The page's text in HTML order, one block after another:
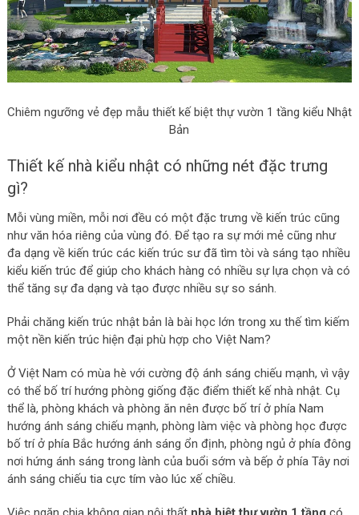
Chiêm ngưỡng vẻ đẹp mẫu thiết kế biệt thự vườn 1 tầng kiểu Nhật
Bản
Thiết kế nhà kiểu nhật có những nét đặc trưng
gì?
Mỗi vùng miền, mỗi nơi đều có một đặc trưng về kiến trúc cũng
như văn hóa riêng của vùng đó. Để tạo ra sự mới mẻ cũng như
đa dạng về kiến trúc các kiến trúc sư đã tìm tòi và sáng tạo nhiều
kiểu kiến trúc để giúp cho khách hàng có nhiều sự lựa chọn và có
thể tăng sự đa dạng và tạo được nhiều sự so sánh.
Phải chăng kiến trúc nhật bản là bài học lớn trong xu thế tìm kiếm
một nền kiến trúc hiện đại phù hợp cho Việt Nam?
Ở Việt Nam có mùa hè với cường độ ánh sáng chiếu mạnh, vì vậy
có thể bố trí hướng phòng giống đặc điểm thiết kế nhà nhật. Cụ
thể là, phòng khách và phòng ăn nên được bố trí ở phía Nam
hướng ánh sáng chiếu mạnh, phòng làm việc và phòng học được
bố trí ở phía Bắc hướng ánh sáng ổn định, phòng ngủ ở phía đông
nơi hứng ánh sáng trong lành của buổi sớm và bếp ở phía Tây nơi
ánh sáng chiếu tia cực tím vào lúc xế chiều.